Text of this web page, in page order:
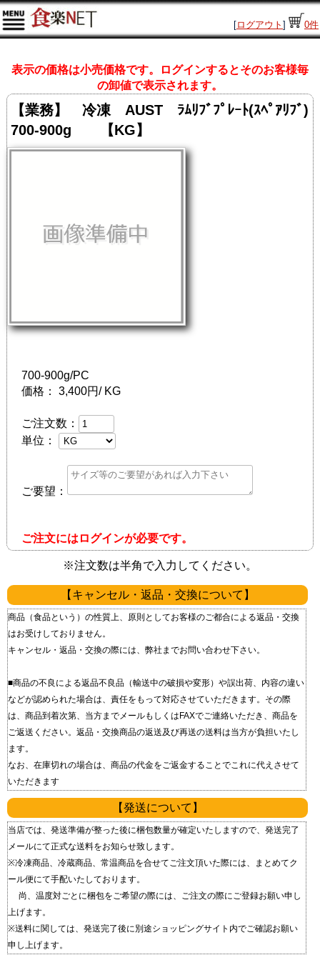
[ログアウト ] 0件
表示の価格は小売価格です。ログインするとそのお客様毎
の卸値で表示されます。
【業務】 冷凍 AUST ﾗﾑﾘﾌﾞﾌﾟﾚｰﾄ(ｽﾍﾟｱﾘﾌﾞ)
700-900g 【KG】
700-900g/PC
価格： 3,400円/ KG
ご注文数：
単位：
ご要望：
ご注文にはログインが必要です。
※注文数は半角で入力してください。
【キャンセル・返品・交換について】
商品（食品という）の性質上、原則としてお客様のご都合による返品・交換
はお受けしておりません。
キャンセル・返品・交換の際には、弊社までお問い合わせ下さい。
■商品の不良による返品 不良品（輸送中の破損や変形）や誤出荷、内容の違い
などが認められた場合は、責任をもって対応させていただきます。 その際
は、商品到着次第、当方までメールもしくはFAXでご連絡いただき、商品を
ご返送ください。 返品・交換商品の返送及び再送の送料は当方が負担いたし
ます。
なお、在庫切れの場合は、商品の代金をご返金することでこれに代えさせて
いただきます
【発送について】
当店では、発送準備が整った後に梱包数量が確定いたしますので、発送完了
メールにて正式な送料をお知らせ致します。
※冷凍商品、冷蔵商品、常温商品を合せてご注文頂いた際には、まとめてク
ール便にて手配いたしております。
尚、温度対ごとに梱包をご希望の際には、ご注文の際にご登録お願い申し
上げます。
※送料に関しては、発送完了後に別途ショッピングサイト内でご確認お願い
申し上げます。